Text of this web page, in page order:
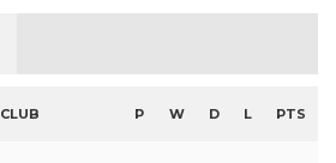
CLUB P W D L PTS